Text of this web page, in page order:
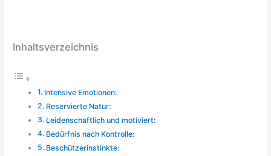
Inhaltsverzeichnis
Intensive Emotionen:
Reservierte Natur:
Leidenschaftlich und motiviert:
Bedürfnis nach Kontrolle:
Beschützerinstinkte: